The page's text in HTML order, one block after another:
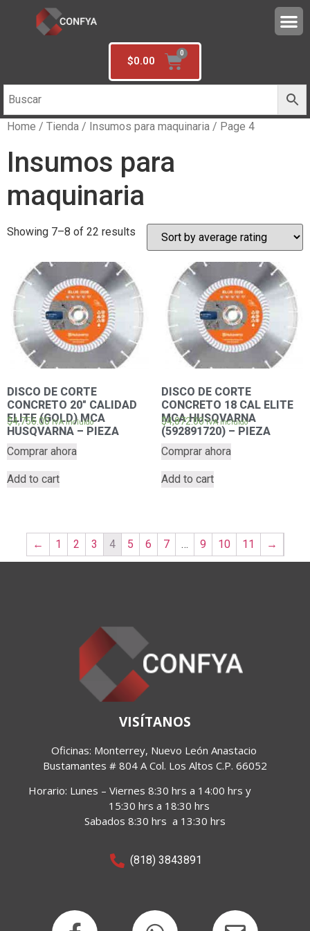
$0.00
Home / Tienda / Insumos para maquinaria / Page 4
Insumos para
maquinaria
Showing 7–8 of 22 results
DISCO DE CORTE
CONCRETO 20″ CALIDAD
ELITE (GOLD) MCA
HUSQVARNA – PIEZA
$4,756.00 IVA incluido
Comprar ahora
Add to cart
DISCO DE CORTE
CONCRETO 18 CAL ELITE
MCA HUSQVARNA
(592891720) – PIEZA
$4,872.00 IVA incluido
Comprar ahora
Add to cart
← 1 2 3 4 5 6 7 … 9 10 11 →
VISÍTANOS
Oficinas: Monterrey, Nuevo León Anastacio
Bustamantes # 804 A Col. Los Altos C.P. 66052
Horario: Lunes – Viernes 8:30 hrs a 14:00 hrs y
15:30 hrs a 18:30 hrs
Sabados 8:30 hrs a 13:30 hrs
(818) 3843891